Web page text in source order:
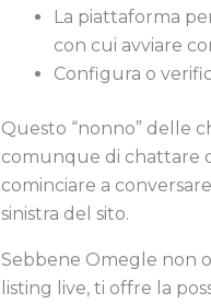
La piattaforma
con cui avviare
Configura o
Questo “nonno” delle
comunque di chattare
cominciare a
sinistra del sito.
Sebbene Omegle non
listing live, ti offre la